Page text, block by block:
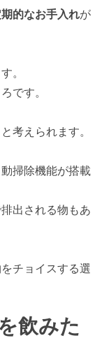
期的なお手入れが
。
です。
考えられます。
掃除機能が搭載
出される物もあ
チョイスする選
飲みた